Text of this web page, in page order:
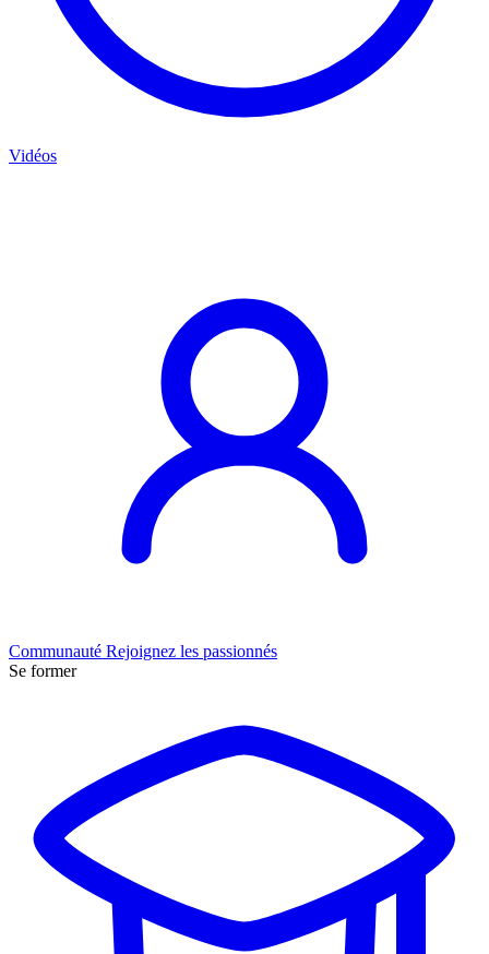
Vidéos
Communauté Rejoignez les passionnés
Se former